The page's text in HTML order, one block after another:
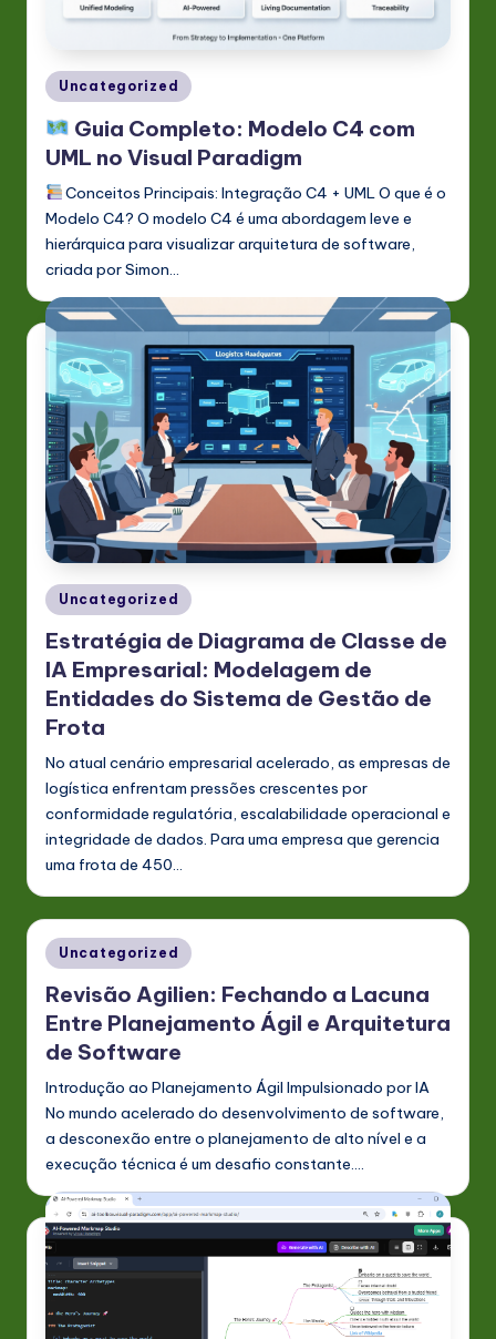
rt
u
g
u
e
s
e
-
a
t
e
s
t
in
A
&
S
o
ft
w
a
r
e
In
n
o
v
a
ti
o
n
Posted
in
Uncategorized
Guia Completo: Modelo C4 com
UML no Visual Paradigm
Conceitos Principais: Integração C4 + UML O que é o
Modelo C4? O modelo C4 é uma abordagem leve e
hierárquica para visualizar arquitetura de software,
criada por Simon…
Posted
in
Uncategorized
Estratégia de Diagrama de Classe de
IA Empresarial: Modelagem de
Entidades do Sistema de Gestão de
Frota
No atual cenário empresarial acelerado, as empresas de
logística enfrentam pressões crescentes por
conformidade regulatória, escalabilidade operacional e
integridade de dados. Para uma empresa que gerencia
uma frota de 450…
Posted
in
Uncategorized
Revisão Agilien: Fechando a Lacuna
Entre Planejamento Ágil e Arquitetura
de Software
Introdução ao Planejamento Ágil Impulsionado por IA
No mundo acelerado do desenvolvimento de software,
a desconexão entre o planejamento de alto nível e a
execução técnica é um desafio constante.…